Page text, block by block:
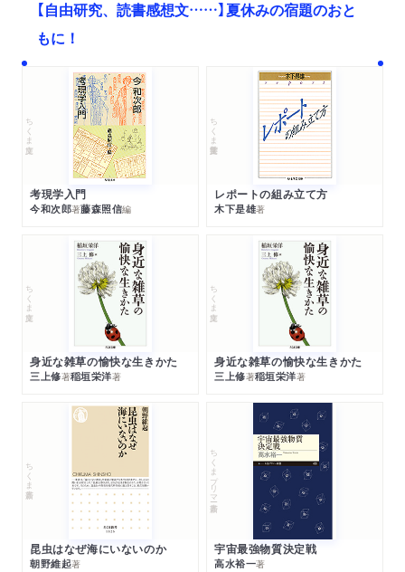
【自由研究、読書感想文……】夏休みの宿題のおと
もに！
ちくま文庫
考現学入門
今和次郎著藤森照信編
ちくま学芸文庫
レポートの組み立て方
木下是雄著
ちくま文庫
身近な雑草の愉快な生きかた
三上修著稲垣栄洋著
ちくま文庫
身近な雑草の愉快な生きかた
三上修著稲垣栄洋著
ちくま新書
昆虫はなぜ海にいないのか
朝野維起著
ちくまプリマー新書
宇宙最強物質決定戦
高水裕一著